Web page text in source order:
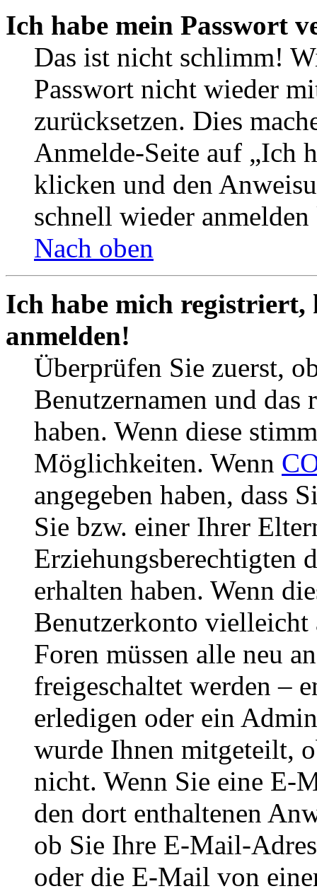
Ich habe mein Passwort
Das ist nicht schlimm!
Passwort nicht wieder
zurücksetzen. Dies
Anmelde-Seite auf „Ich
klicken und den
schnell wieder
Nach oben
Ich habe mich
anmelden!
Überprüfen Sie zuerst,
Benutzernamen und das
haben. Wenn diese
Möglichkeiten. Wenn
angegeben haben, dass
Sie bzw. einer Ihrer
Erziehungsberechtigten
erhalten haben. Wenn
Benutzerkonto
Foren müssen alle neu
freigeschaltet werden –
erledigen oder ein
wurde Ihnen mitgeteilt,
nicht. Wenn Sie eine E-
den dort enthaltenen
ob Sie Ihre E-Mail-
oder die E-Mail von